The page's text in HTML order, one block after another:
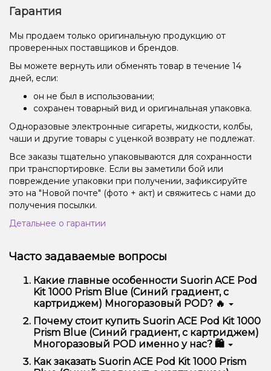
Гарантия
Мы продаем только оригинальную продукцию от
проверенных поставщиков и брендов.
Вы можете вернуть или обменять товар в течение 14
дней, если:
он не был в использовании;
сохранен товарный вид и оригинальная упаковка.
Одноразовые электронные сигареты, жидкости, колбы,
чаши и другие товары с уценкой возврату не подлежат.
Все заказы тщательно упаковываются для сохранности
при транспортировке. Если вы заметили бой или
повреждение упаковки при получении, зафиксируйте
это на "Новой почте" (фото + акт) и свяжитесь с нами до
получения посылки.
Детальнее о гарантии
Часто задаваемые вопросы
Какие главные особенности Suorin ACE Pod
Kit 1000 Prism Blue (Синий градиент, с
картриджем) Многоразовый POD? 🔥
Suorin ACE Pod Kit 1000 Prism Blue (Синий
градиент, с картриджем) Многоразовый POD
отличается высоким качеством, удобством
использования и надежностью.
Почему стоит купить Suorin ACE Pod Kit 1000
Prism Blue (Синий градиент, с картриджем)
Многоразовый POD именно у нас? 🛍️
Мы предлагаем только оригинальную продукцию,
Как заказать Suorin ACE Pod Kit 1000 Prism